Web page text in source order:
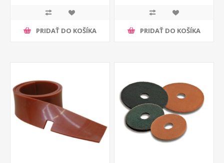
PRIDAŤ DO KOŠÍKA PRIDAŤ DO KOŠÍKA